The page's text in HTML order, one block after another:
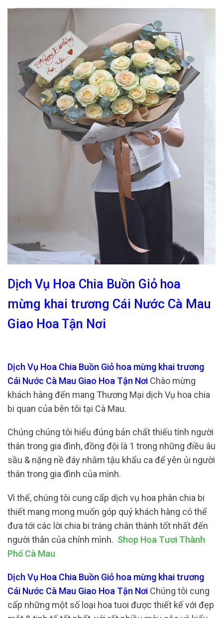
Dịch Vụ Hoa Chia Buồn Giỏ hoa
mừng khai trương Cái Nước Cà Mau
Giao Hoa Tận Nơi
Dịch Vụ Hoa Chia Buồn Giỏ hoa mừng khai trương
Cái Nước Cà Mau Giao Hoa Tận Nơi Chào mừng
khách hàng đến mang Thương Mại dịch Vụ hoa chia
bi quan của bên tôi tại Cà Mau.
Chúng chúng tôi hiểu đúng bản chất thiếu tính người
thân trong gia đình, đồng đội là 1 trong những điều âu
sầu & nặng nề đáy nhằm tậu khẩu ca để yên ủi người
thân trong gia đình của mình.
Vì thế, chúng tôi cung cấp dịch vụ hoa phân chia bi
thiết mang mong muốn góp quý khách hàng có thể
đưa tới các lời chia bi tráng chân thành tốt nhất đến
người thân của chính mình. Shop Hoa Tươi Thành
Phố Cà Mau
Dịch Vụ Hoa Chia Buồn Giỏ hoa mừng khai trương
Cái Nước Cà Mau Giao Hoa Tận Nơi Chúng tôi cung
cấp những một số loại hoa tuoi được thiết kế với đẹp